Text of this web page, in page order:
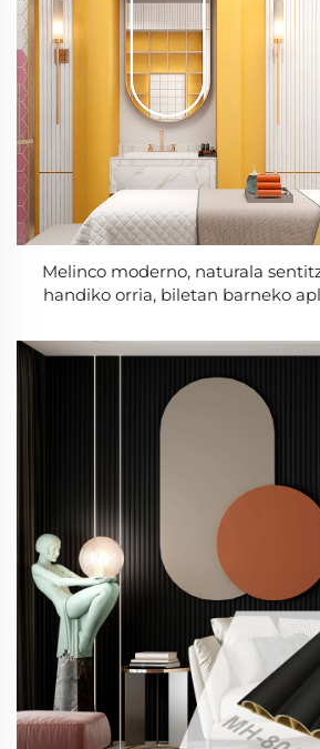
Melinco moderno, naturala
handiko orria, biletan barneko
pannela